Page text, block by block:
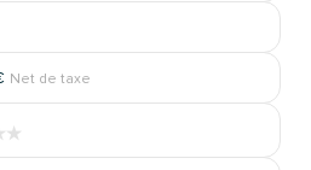
Net de taxe